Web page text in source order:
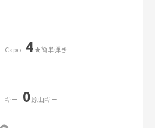
Capo 4★簡単弾き
キー 0原曲キー